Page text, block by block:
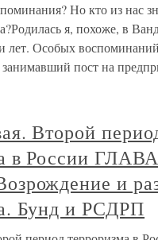
Но кто из нас
я, похоже, в
лет. Особых
пост на
Второй
в России ГЛАВА
и
Бунд и РСДРП